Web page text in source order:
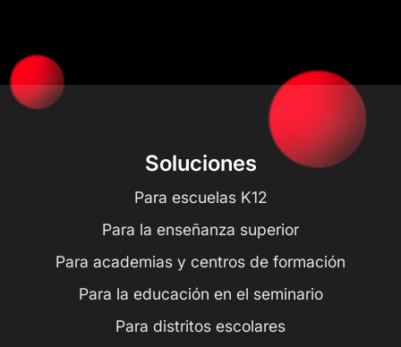
Soluciones
Para escuelas K12
Para la enseñanza superior
Para academias y centros de formación
Para la educación en el seminario
Para distritos escolares